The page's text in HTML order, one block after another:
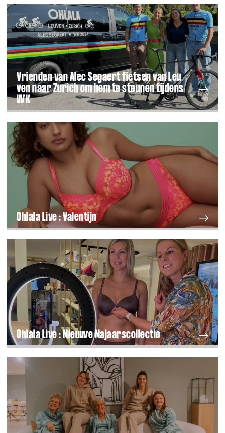
Vrien­den van Alec Segaert fiet­sen van Leu­
ven naar Zurich om hem te steu­nen tij­dens
WK
Ohlala Live : Valentijn
Ohlala Live : Nieuwe Najaarscollectie